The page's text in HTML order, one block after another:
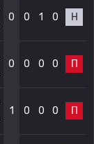
0 0 1 0 Н
0 0 0 0 П
1 0 0 0 П